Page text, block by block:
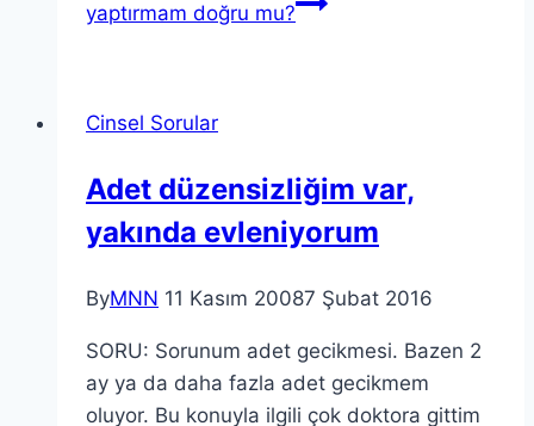
yaptırmam doğru mu?
Cinsel Sorular
Adet düzensizliğim var,
yakında evleniyorum
ByMNN 11 Kasım 20087 Şubat 2016
SORU: Sorunum adet gecikmesi. Bazen 2
ay ya da daha fazla adet gecikmem
oluyor. Bu konuyla ilgili çok doktora gittim